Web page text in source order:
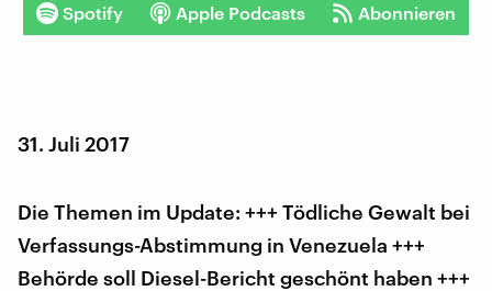
Spotify Apple Podcasts Abonnieren
31. Juli 2017
Die Themen im Update: +++ Tödliche Gewalt bei
Verfassungs-Abstimmung in Venezuela +++
Behörde soll Diesel-Bericht geschönt haben +++